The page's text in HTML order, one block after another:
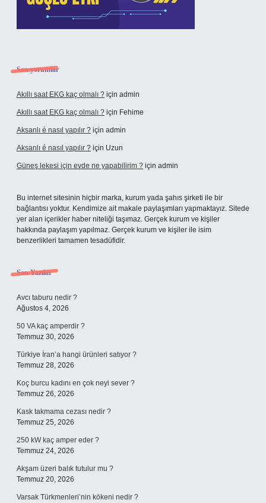
Son yorumlar
Akıllı saat EKG kaç olmalı ? için admin
Akıllı saat EKG kaç olmalı ? için Fehime
Aksanlı é nasıl yapılır ? için admin
Aksanlı é nasıl yapılır ? için Uzun
Güneş lekesi için evde ne yapabilirim ? için admin
Bu internet sitesinin hiçbir marka, kurum yada şahıs şirketi ile bir
bağlantısı yoktur. Kendimize ait makale paylaşımları yapmaktayız. Sitede
yer alan içerikler haber niteliği taşımaz. Gerçek kurum ve kişiler
hakkında paylaşım yapılmaz. Gerçek kurum ve kişiler ile isim
benzerlikleri tamamen tesadüfidir.
Son Yazılar
Avcı taburu nedir ?
Ağustos 4, 2026
50 VA kaç amperdir ?
Temmuz 30, 2026
Türkiye İran’a hangi ürünleri satıyor ?
Temmuz 28, 2026
Koç burcu kadını en çok neyi sever ?
Temmuz 26, 2026
Kask takmama cezası nedir ?
Temmuz 25, 2026
250 kW kaç amper eder ?
Temmuz 24, 2026
Akşam üzeri balık tutulur mu ?
Temmuz 20, 2026
Varsak Türkmenleri’nin kökeni nedir ?